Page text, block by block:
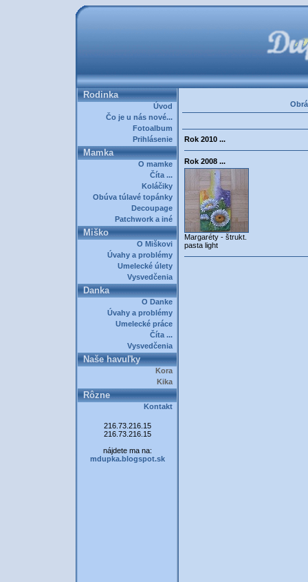
Rodinka
Úvod
Čo je u nás nové...
Fotoalbum
Prihlásenie
Mamka
O mamke
Číta ...
Koláčiky
Obúva túlavé topánky
Decoupage
Patchwork a iné
Miško
O Miškovi
Úvahy a problémy
Umelecké úlety
Vysvedčenia
Danka
O Danke
Úvahy a problémy
Umelecké práce
Číta ...
Vysvedčenia
Naše havuľky
Kora
Kika
Rôzne
Kontakt
216.73.216.15
216.73.216.15
nájdete ma na:
mdupka.blogspot.sk
Rok 2010 ...
Rok 2008 ...
Margaréty - štrukt.
pasta light